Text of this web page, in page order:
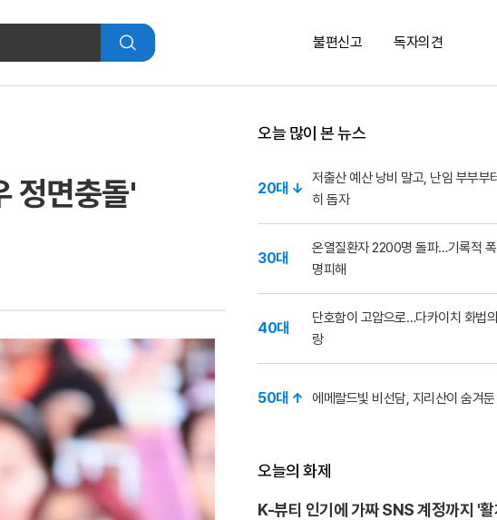
검
색
불편신고 독자의견
정면충돌'
오늘 많이 본 뉴스
20대 ↓
저출산 예산 낭비 말고, 난임 부부부
히 돕자
30대
온열질환자 2200명 돌파…기록적
명피해
40대
단호함이 고압으로…다카이치 화법
랑
50대 ↑ 에메랄드빛 비선담, 지리산이 숨겨
오늘의 화제
K-뷰티 인기에 가짜 SNS 계정까지 '